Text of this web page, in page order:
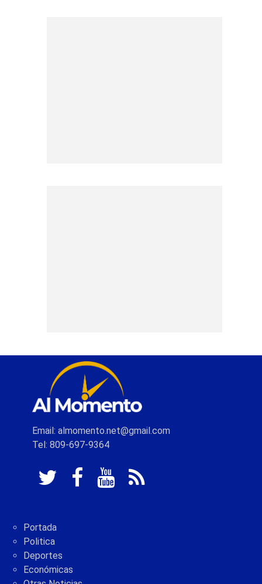
Email: almomento.net@gmail.com
Tel: 809-697-9364
Portada
Politica
Deportes
Económicas